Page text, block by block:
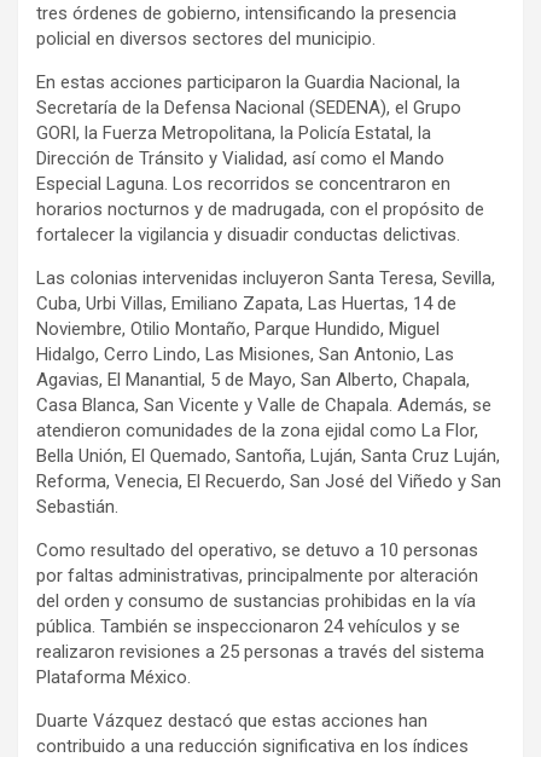
tres órdenes de gobierno, intensificando la presencia
policial en diversos sectores del municipio.
En estas acciones participaron la Guardia Nacional, la
Secretaría de la Defensa Nacional (SEDENA), el Grupo
GORI, la Fuerza Metropolitana, la Policía Estatal, la
Dirección de Tránsito y Vialidad, así como el Mando
Especial Laguna. Los recorridos se concentraron en
horarios nocturnos y de madrugada, con el propósito de
fortalecer la vigilancia y disuadir conductas delictivas.
Las colonias intervenidas incluyeron Santa Teresa, Sevilla,
Cuba, Urbi Villas, Emiliano Zapata, Las Huertas, 14 de
Noviembre, Otilio Montaño, Parque Hundido, Miguel
Hidalgo, Cerro Lindo, Las Misiones, San Antonio, Las
Agavias, El Manantial, 5 de Mayo, San Alberto, Chapala,
Casa Blanca, San Vicente y Valle de Chapala. Además, se
atendieron comunidades de la zona ejidal como La Flor,
Bella Unión, El Quemado, Santoña, Luján, Santa Cruz Luján,
Reforma, Venecia, El Recuerdo, San José del Viñedo y San
Sebastián.
Como resultado del operativo, se detuvo a 10 personas
por faltas administrativas, principalmente por alteración
del orden y consumo de sustancias prohibidas en la vía
pública. También se inspeccionaron 24 vehículos y se
realizaron revisiones a 25 personas a través del sistema
Plataforma México.
Duarte Vázquez destacó que estas acciones han
contribuido a una reducción significativa en los índices